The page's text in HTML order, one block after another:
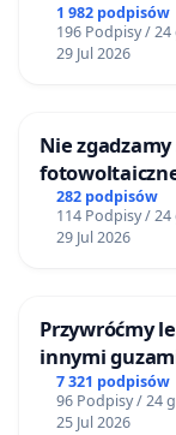
1 982 podpisów
196 Podpisy /
29 Jul 2026
Nie
mieszkańców
282 podpisów
114 Podpisy /
29 Jul 2026
Przywróćmy
innymi
Centrum
7 321 podpisów
96 Podpisy / 24
25 Jul 2026